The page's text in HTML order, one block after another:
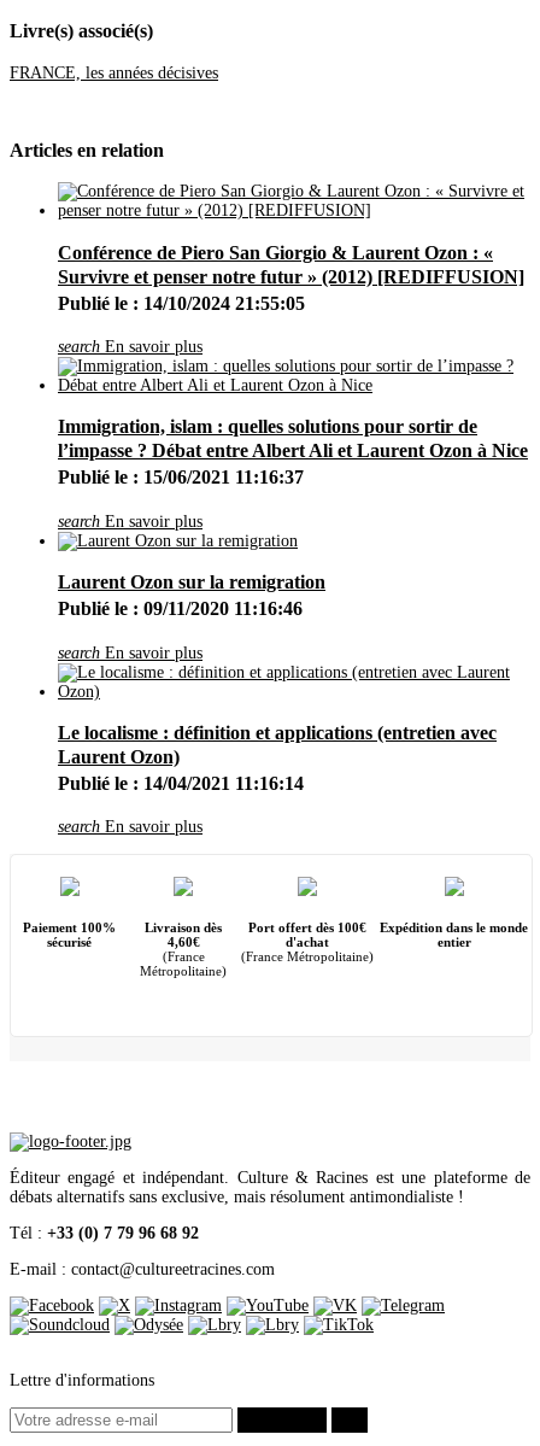
Livre(s) associé(s)
FRANCE, les années décisives
Articles en relation
Conférence de Piero San Giorgio & Laurent Ozon : «
Survivre et penser notre futur » (2012) [REDIFFUSION]
Publié le : 14/10/2024 21:55:05
search En savoir plus
Immigration, islam : quelles solutions pour sortir de
l’impasse ? Débat entre Albert Ali et Laurent Ozon à Nice
Publié le : 15/06/2021 11:16:37
search En savoir plus
Laurent Ozon sur la remigration
Publié le : 09/11/2020 11:16:46
search En savoir plus
Le localisme : définition et applications (entretien avec
Laurent Ozon)
Publié le : 14/04/2021 11:16:14
search En savoir plus
Paiement 100%
sécurisé
Livraison dès
4,60€
(France
Métropolitaine)
Port offert dès 100€
d'achat
(France Métropolitaine)
Expédition dans le monde
entier
Éditeur engagé et indépendant. Culture & Racines est une plateforme de
débats alternatifs sans exclusive, mais résolument antimondialiste !
Tél : +33 (0) 7 79 96 68 92
E-mail : contact@cultureetracines.com
Lettre d'informations